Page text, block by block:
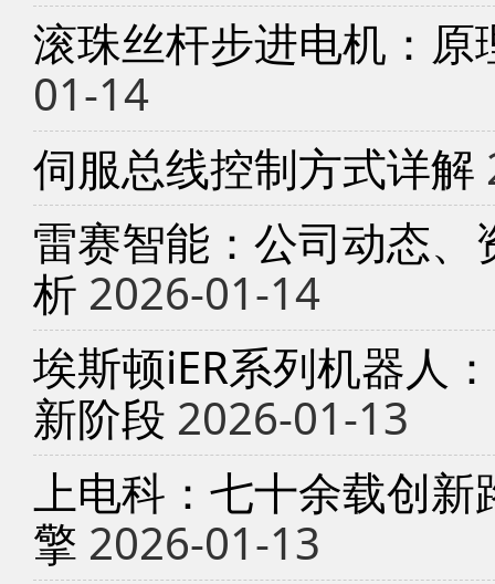
滚珠丝杆步进电机：
01-14
伺服总线控制方式详解
雷赛智能：公司动态
析 2026-01-14
埃斯顿iER系列机器人
新阶段 2026-01-13
上电科：七十余载创
擎 2026-01-13